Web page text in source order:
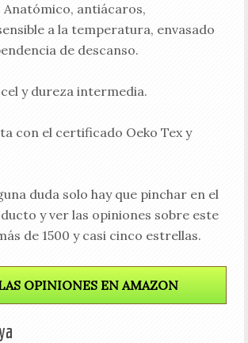
antiácaros,
a la temperatura, envasado
de descanso.
y dureza intermedia.
con el certificado Oeko Tex y
duda solo hay que pinchar en el
y ver las opiniones sobre este
de 1500 y casi cinco estrellas.
OPINIONES EN AMAZON